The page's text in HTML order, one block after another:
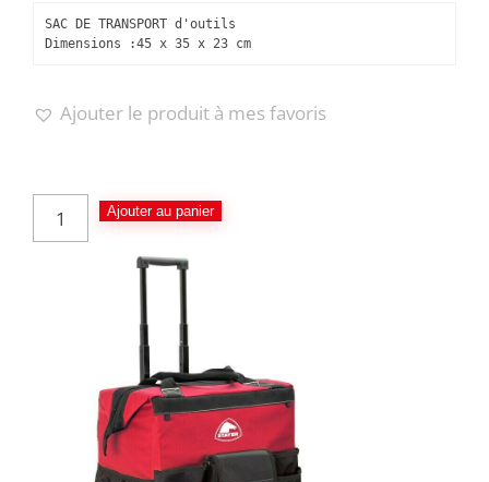
SAC DE TRANSPORT d'outils
Dimensions :45 x 35 x 23 cm
Ajouter le produit à mes favoris
Ajouter au panier